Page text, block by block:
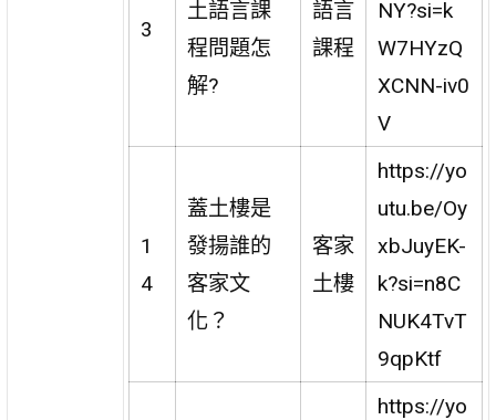
3
土語言課
程問題怎
解?
語言
課程
NY?si=k
W7HYzQ
XCNN-iv0
V
1
4
蓋土樓是
發揚誰的
客家文
化？
客家
土樓
https://yo
utu.be/Oy
xbJuyEK-
k?si=n8C
NUK4TvT
9qpKtf
https://yo